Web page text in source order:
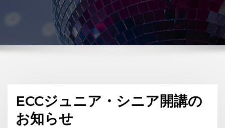
ECCジュニア・シニア開講の
お知らせ